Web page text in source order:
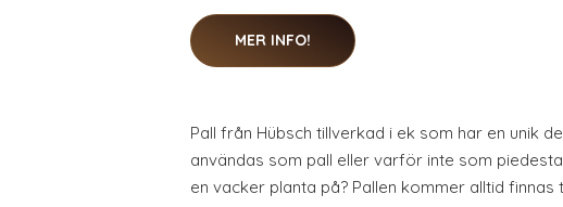
MER INFO!
Pall från Hübsch tillverkad i ek som har en unik
användas som pall eller varför inte som
en vacker planta på? Pallen kommer alltid finnas